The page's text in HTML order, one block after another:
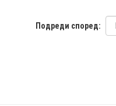
Подреди според